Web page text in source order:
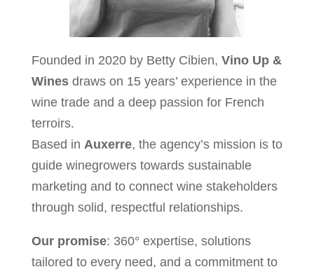
Founded in 2020 by Betty Cibien, Vino Up &
Winesdraws on 15 years’ experience in the
wine trade and a deep passion for French
terroirs.
Based in Auxerre, the agency’s mission is to
guide winegrowers towards sustainable
marketing and to connect wine stakeholders
through solid, respectful relationships.
Our promise: 360° expertise, solutions
tailored to every need, and a commitment to